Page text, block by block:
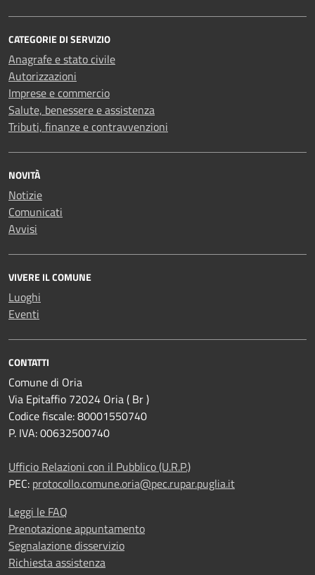
CATEGORIE DI SERVIZIO
Anagrafe e stato civile
Autorizzazioni
Imprese e commercio
Salute, benessere e assistenza
Tributi, finanze e contravvenzioni
NOVITÀ
Notizie
Comunicati
Avvisi
VIVERE IL COMUNE
Luoghi
Eventi
CONTATTI
Comune di Oria
Via Epitaffio 72024 Oria ( Br )
Codice fiscale: 80001550740
P. IVA: 00632500740
Ufficio Relazioni con il Pubblico (U.R.P.)
PEC: protocollo.comune.oria@pec.rupar.puglia.it
Leggi le FAQ
Prenotazione appuntamento
Segnalazione disservizio
Richiesta assistenza